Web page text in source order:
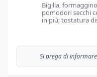
Bigilla,
pomodori secchi
in più; tostatura
Si prega di